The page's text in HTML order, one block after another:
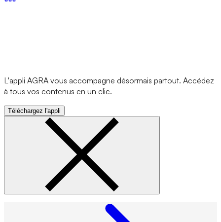
L'appli AGRA vous accompagne désormais partout. Accédez
à tous vos contenus en un clic.
Téléchargez l'appli